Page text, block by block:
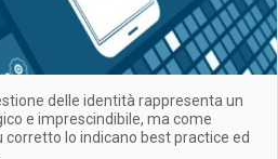
delle identità rappresenta un
e imprescindibile, ma come
lo indicano best practice ed